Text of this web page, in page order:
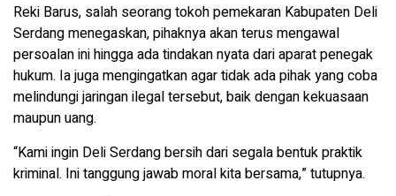
Reki Barus, salah seorang tokoh pemekaran Kabupaten Deli
Serdang menegaskan, pihaknya akan terus mengawal
persoalan ini hingga ada tindakan nyata dari aparat penegak
hukum. Ia juga mengingatkan agar tidak ada pihak yang coba
melindungi jaringan ilegal tersebut, baik dengan kekuasaan
maupun uang.
“Kami ingin Deli Serdang bersih dari segala bentuk praktik
kriminal. Ini tanggung jawab moral kita bersama,” tutupnya.